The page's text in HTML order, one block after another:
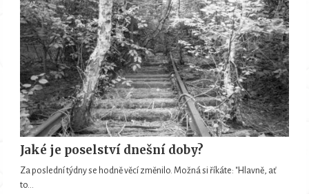
Jaké je poselství dnešní doby?
Za poslední týdny se hodně věcí změnilo. Možná si říkáte: "Hlavně, ať
to…